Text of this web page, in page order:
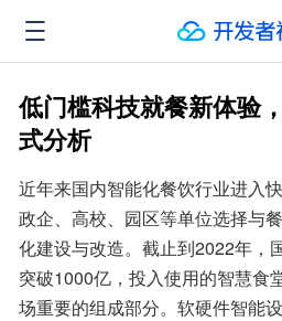
低门槛科技就餐新体验
式分析
近年来国内智能化餐饮行业进入
政企、高校、园区等单位选择与
化建设与改造。截止到2022年，
突破1000亿，投入使用的智慧食
场重要的组成部分。软硬件智能